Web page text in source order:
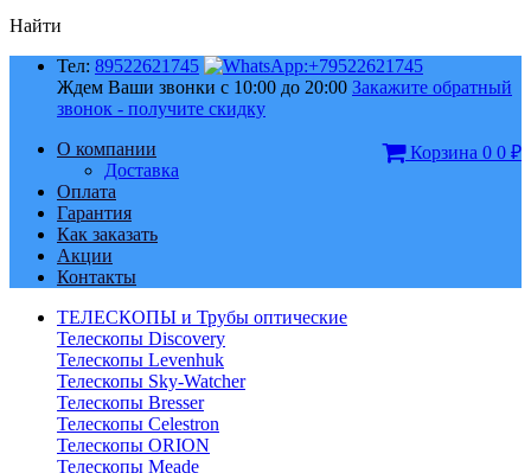
Найти
Тел: 89522621745
Ждем Ваши звонки с 10:00 до 20:00 Закажите обратный
звонок - получите скидку
Корзина 0 0 ₽
О компании
Доставка
Оплата
Гарантия
Как заказать
Акции
Контакты
ТЕЛЕСКОПЫ и Трубы оптические
Телескопы Discovery
Телескопы Levenhuk
Телескопы Sky-Watcher
Телескопы Bresser
Телескопы Celestron
Телескопы ORION
Телескопы Meade